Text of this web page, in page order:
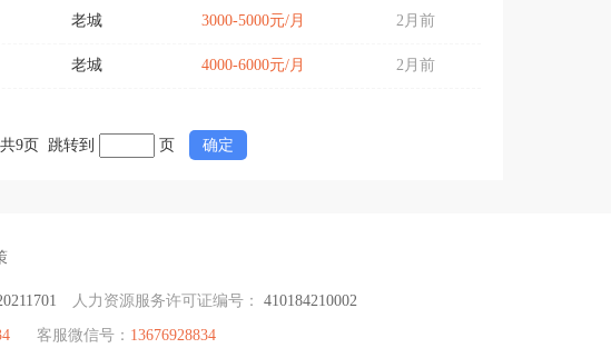
老城 3000-5000元/月 2月前
老城 4000-6000元/月 2月前
共9页 跳转到 页 确定
人力资源服务许可证编号： 410184210002
客服微信号： 13676928834